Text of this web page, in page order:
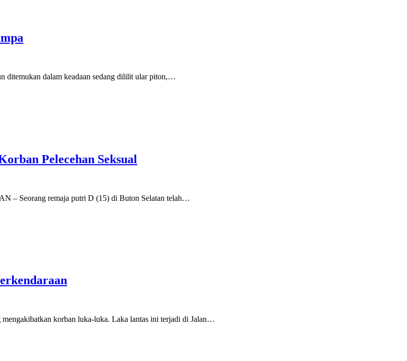
ditemukan dalam keadaan sedang dililit ular piton,…
Pelecehan Seksual
– Seorang remaja putri D (15) di Buton Selatan telah…
korban luka-luka. Laka lantas ini terjadi di Jalan…